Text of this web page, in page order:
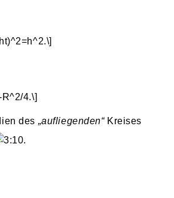
des „aufliegenden“Kreises
.